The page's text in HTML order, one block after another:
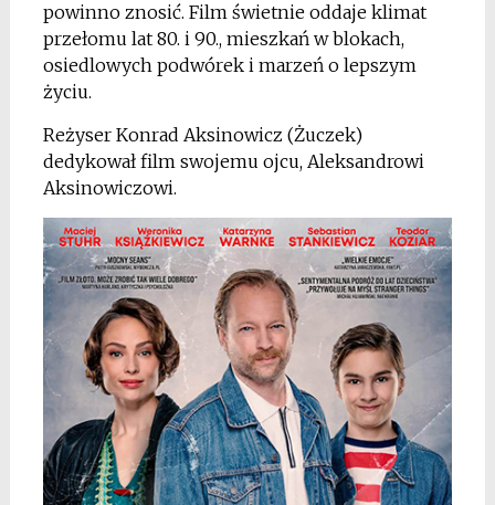
powinno znosić. Film świetnie oddaje klimat
przełomu lat 80. i 90., mieszkań w blokach,
osiedlowych podwórek i marzeń o lepszym
życiu.
Reżyser Konrad Aksinowicz (Żuczek)
dedykował film swojemu ojcu, Aleksandrowi
Aksinowiczowi.